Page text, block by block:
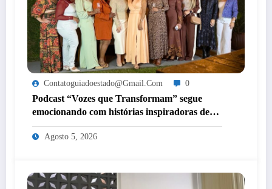
Contatoguiadoestado@gmail.com 0
Podcast “Vozes que Transformam” segue
emocionando com histórias inspiradoras de
mulheres de Itaperuna
Agosto 5, 2026